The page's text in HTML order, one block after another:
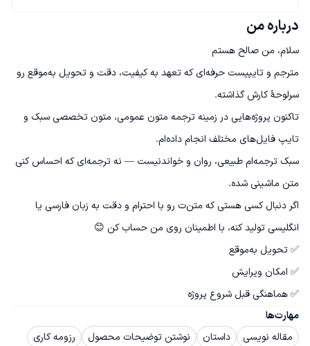
درباره من
مترجم و تایپیست حرفه‌ای که تعهد به کیفیت، دقت و تحویل به‌موقع رو
تاکنون پروژه‌هایی در زمینه ترجمه متون عمومی، متون تخصصی سبک و
سبک ترجمه‌ام طبیعی، روان و خواندنیست — نه ترجمه‌ای که احساس کنی
اگر دنبال کسی هستی که متن‌ت رو با احترام و دقت به زبان فارسی یا
✅ هماهنگی قبل شروع پروژه
مهارت‌ها
مقاله نویسی
داستان نوشتن توضیحات محصول
رزومه کاری